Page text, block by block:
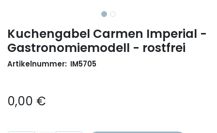
Kuchengabel Carmen Imperial -
Gastronomiemodell - rostfrei
Artikelnummer: IM5705
0,00 €